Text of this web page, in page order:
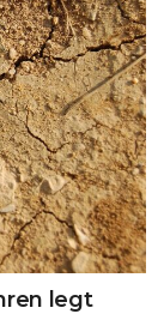
legt